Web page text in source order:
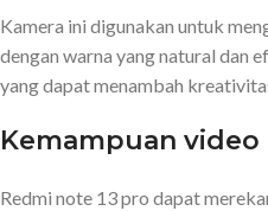
Kamera ini digunakan untuk
dengan warna yang natural dan
yang dapat menambah
Kemampuan video
Redmi note 13 pro dapat